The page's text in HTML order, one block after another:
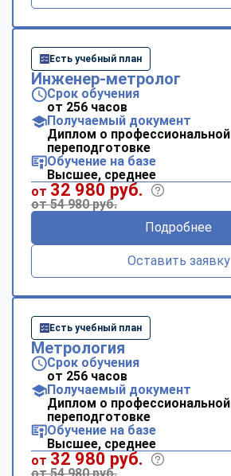
Есть учебный план
Инженер-метролог
Срок обучения
от 256 часов
Получаемый документ
Диплом о профессиональной
переподготовке
Обучение на базе
Высшее, среднее
от 32 980 руб.
от 54 980 руб.
Подробнее
Оставить заявку
Есть учебный план
Метрология
Срок обучения
от 256 часов
Получаемый документ
Диплом о профессиональной
переподготовке
Обучение на базе
Высшее, среднее
от 32 980 руб.